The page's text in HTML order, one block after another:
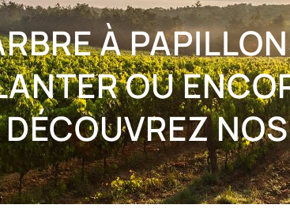
À
OU
DÉCOUVREZ